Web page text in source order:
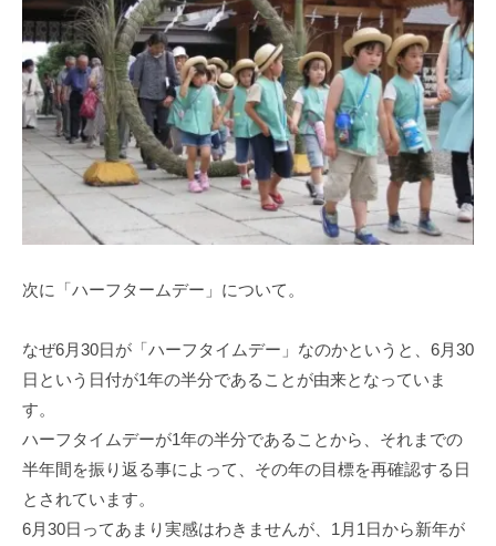
次に「ハーフタームデー」について。
なぜ6月30日が「ハーフタイムデー」なのかというと、6月30
日という日付が1年の半分であることが由来となっていま
す。
ハーフタイムデーが1年の半分であることから、それまでの
半年間を振り返る事によって、その年の目標を再確認する日
とされています。
6月30日ってあまり実感はわきませんが、1月1日から新年が